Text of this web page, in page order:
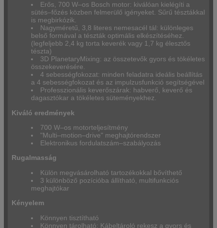
Erős, 700 W–os Bosch motor: kiválóan kielégíti a
sütés–főzés közben felmerülő igényeket. Sűrű tésztákkal
is megbirkózik.
Nagyméretű, 3,8 literes nemesacél tál: különleges
belső formával a tészták optimális elkészítéséhez.
(legfeljebb 2,4 kg torta keverék vagy 1,7 kg élesztős
tészta)
3D PlanetaryMixing: az összetevők gyors és tökéletes
összekeverésére.
4 sebességfokozat: minden feladatra ideális beállítás
a 4 sebességfokozat és az impulzusfunkció segítségével
Professzionális keverőszárak: habverő, keverő és
dagasztókar a tökéletes süteményekhez.
Kiváló eredmények
700 W–os motorteljesítmény
"Multi–motion–drive" meghajtórendszer
Elektronikus fordulatszám–szabályozás
Rugalmasság
Külön megvásárolható tartozékokkal bővíthető
3 különböző pozícióba állítható, multifunkciós
meghajtókar
Kényelem
Könnyen tisztítható
Könnyen tárolható: Kábeltároló rekesz a gyors és